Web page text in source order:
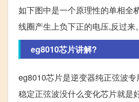
如下图中是一个原理性的单相全
线圈产生上负下正的电压,反过来。
eg8010芯片讲解?
eg8010芯片是逆变器纯正弦波
稳定正弦波没什么变化芯片就是好